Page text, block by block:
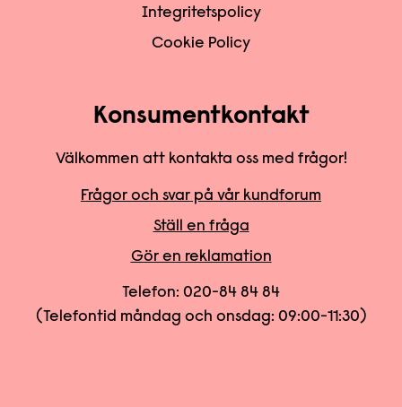
Integritetspolicy
Cookie Policy
Konsumentkontakt
Välkommen att kontakta oss med frågor!
Frågor och svar på vår kundforum
Ställ en fråga
Gör en reklamation
Telefon: 020-84 84 84
(Telefontid måndag och onsdag: 09:00-11:30)